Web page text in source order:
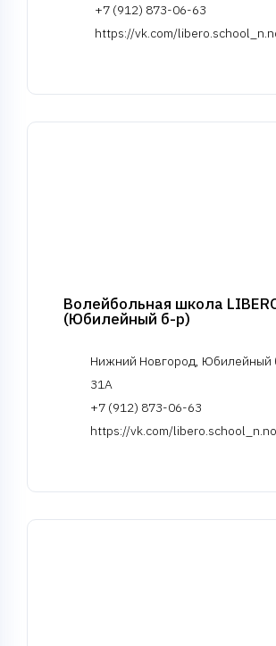
+7 (912) 873-06-63
https://vk.com/
Волейбольная школа
(Юбилейный б-р)
Нижний Новгород, Юбилейный
31А
+7 (912) 873-06-63
https://vk.com/